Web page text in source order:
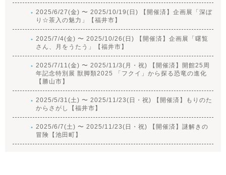
2025/6/27(金) 〜 2025/10/19(日) 【開催済】企画展「深ぼ
り☆茶入の魅力」【福井市】
2025/7/4(金) 〜 2025/10/26(日) 【開催済】企画展「曙覧
さん、月をうたう」【福井市】
2025/7/11(金) 〜 2025/11/3(月・祝) 【開催済】開館25周
年記念特別展 獣脚類2025 「フクイ」から探る恐竜の進化
【勝山市】
2025/5/31(土) 〜 2025/11/23(日・祝) 【開催済】もりのた
からさがし【福井市】
2025/6/7(土) 〜 2025/11/23(日・祝) 【開催済】謎解きの
冒険【池田町】